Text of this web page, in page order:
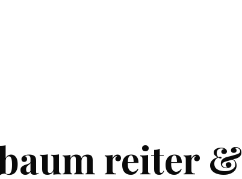
reiter